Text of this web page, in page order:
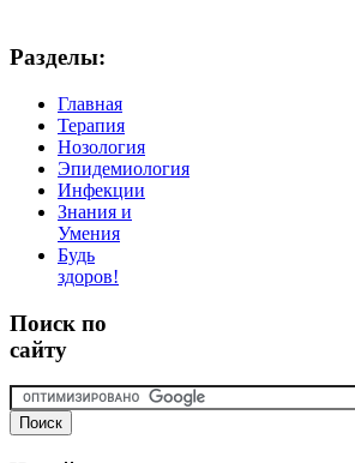
Разделы:
Главная
Терапия
Нозология
Эпидемиология
Инфекции
Знания и
Умения
Будь
здоров!
Поиск по
сайту